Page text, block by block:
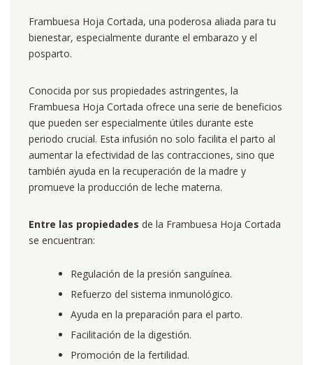
Frambuesa Hoja Cortada, una poderosa aliada para tu
bienestar, especialmente durante el embarazo y el
posparto.
Conocida por sus propiedades astringentes, la
Frambuesa Hoja Cortada ofrece una serie de beneficios
que pueden ser especialmente útiles durante este
periodo crucial. Esta infusión no solo facilita el parto al
aumentar la efectividad de las contracciones, sino que
también ayuda en la recuperación de la madre y
promueve la producción de leche materna.
Entre las propiedades de la Frambuesa Hoja Cortada
se encuentran:
Regulación de la presión sanguínea.
Refuerzo del sistema inmunológico.
Ayuda en la preparación para el parto.
Facilitación de la digestión.
Promoción de la fertilidad.